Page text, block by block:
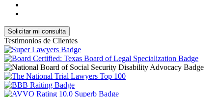
Testimonios de Clientes